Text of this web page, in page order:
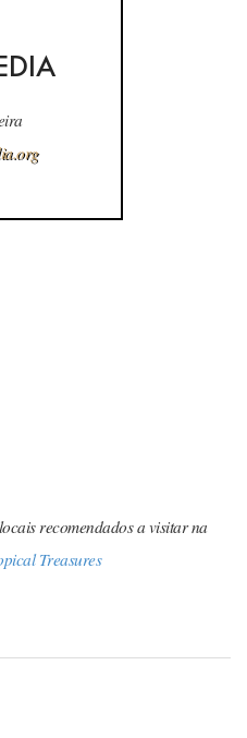
recomendados a visitar na
Treasures